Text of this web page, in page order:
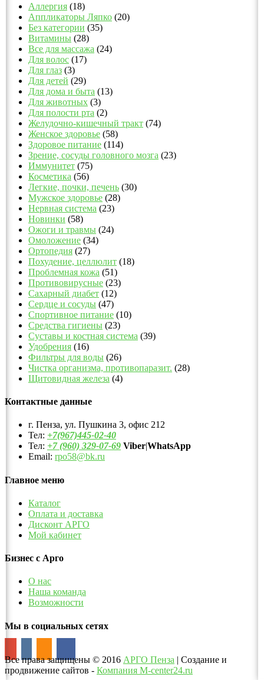
Аллергия (18)
Аппликаторы Ляпко (20)
Без категории (35)
Витамины (28)
Все для массажа (24)
Для волос (17)
Для глаз (3)
Для детей (29)
Для дома и быта (13)
Для животных (3)
Для полости рта (2)
Желудочно-кишечный тракт (74)
Женское здоровье (58)
Здоровое питание (114)
Зрение, сосуды головного мозга (23)
Иммунитет (75)
Косметика (56)
Легкие, почки, печень (30)
Мужское здоровье (28)
Нервная система (23)
Новинки (58)
Ожоги и травмы (24)
Омоложение (34)
Ортопедия (27)
Похудение, целлюлит (18)
Проблемная кожа (51)
Противовирусные (23)
Сахарный диабет (12)
Сердце и сосуды (47)
Спортивное питание (10)
Средства гигиены (23)
Суставы и костная система (39)
Удобрения (16)
Фильтры для воды (26)
Чистка организма, противопаразит. (28)
Щитовидная железа (4)
Контактные данные
г. Пенза, ул. Пушкина 3, офис 212
Тел: +7(967)445-02-40
Тел: +7 (960) 329-07-69 Viber|WhatsApp
Email: rpo58@bk.ru
Главное меню
Каталог
Оплата и доставка
Дисконт АРГО
Мой кабинет
Бизнес с Арго
О нас
Наша команда
Возможности
Мы в социальных сетях
Все права защищены © 2016 АРГО Пенза | Создание и
продвижение сайтов - Компания M-center24.ru